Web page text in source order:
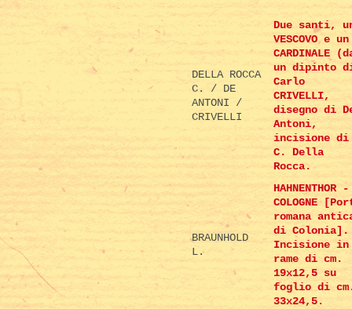
DELLA ROCCA
C. / DE
ANTONI /
CRIVELLI
Due santi,
VESCOVO e un
CARDINALE
un dipinto
Carlo
CRIVELLI,
disegno di
Antoni,
incisione di
C. Della
Rocca.
BRAUNHOLD
L.
HAHNENTHOR -
COLOGNE
romana
di Colonia].
Incisione in
rame di cm.
19x12,5 su
foglio di
33x24,5.